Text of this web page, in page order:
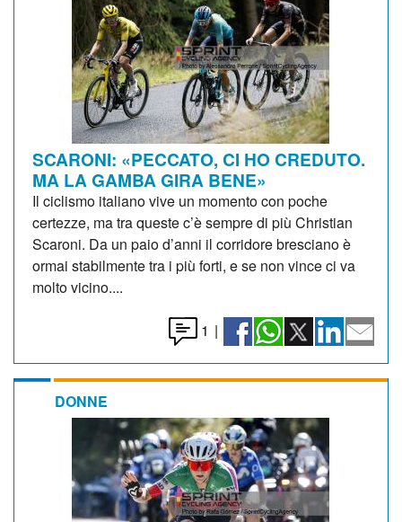
SCARONI: «PECCATO, CI HO CREDUTO.
MA LA GAMBA GIRA BENE»
Il ciclismo italiano vive un momento con poche
certezze, ma tra queste c’è sempre di più Christian
Scaroni. Da un paio d’anni il corridore bresciano è
ormai stabilmente tra i più forti, e se non vince ci va
molto vicino....
1 |
DONNE